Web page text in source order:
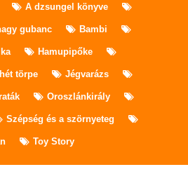
A dzsungel könyve
gubanc Bambi
Hamupipőke
törpe Jégvarázs
Oroszlánkirály
Szépség és a szörnyeteg
Toy Story